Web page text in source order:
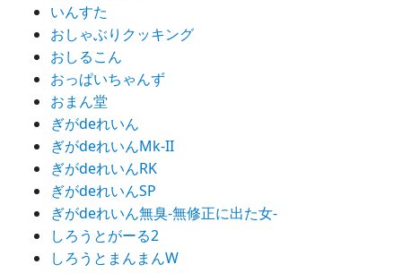
いんすた
おしゃぶりクッキング
おしるこん
おっぱいちゃんず
おまん堂
ぎがdeれいん
ぎがdeれいんMk-II
ぎがdeれいんRK
ぎがdeれいんSP
ぎがdeれいん無臭-無修正に出た女-
しろうとがーる2
しろうとまんまんW